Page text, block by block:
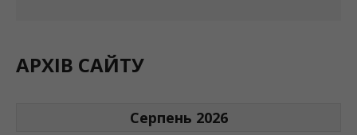
АРХІВ САЙТУ
Серпень 2026